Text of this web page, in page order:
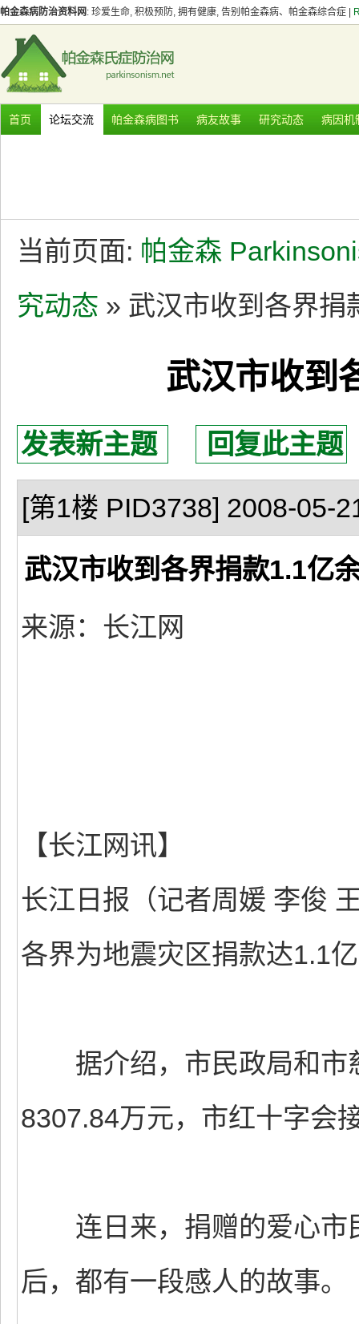
帕金森病防治资料网 : 珍爱生命, 积极预防, 拥有健康, 告别帕金森病、帕金森综合症 |
首页 论坛交流 帕金森病图书 病友故事 研究动态 病因机
当前页面: 帕金森
究动态 » 武汉市收到各界捐
武汉市收到
发表新主题 回复此主题
[第1楼 PID3738] 2008-05-
武汉市收到各界捐款1.1亿
来源：长江网
【长江网讯】
长江日报（记者周媛 李俊
各界为地震灾区捐款达1.1
据介绍，市民政局和市
8307.84万元，市红十字会
连日来，捐赠的爱心市
后，都有一段感人的故事。